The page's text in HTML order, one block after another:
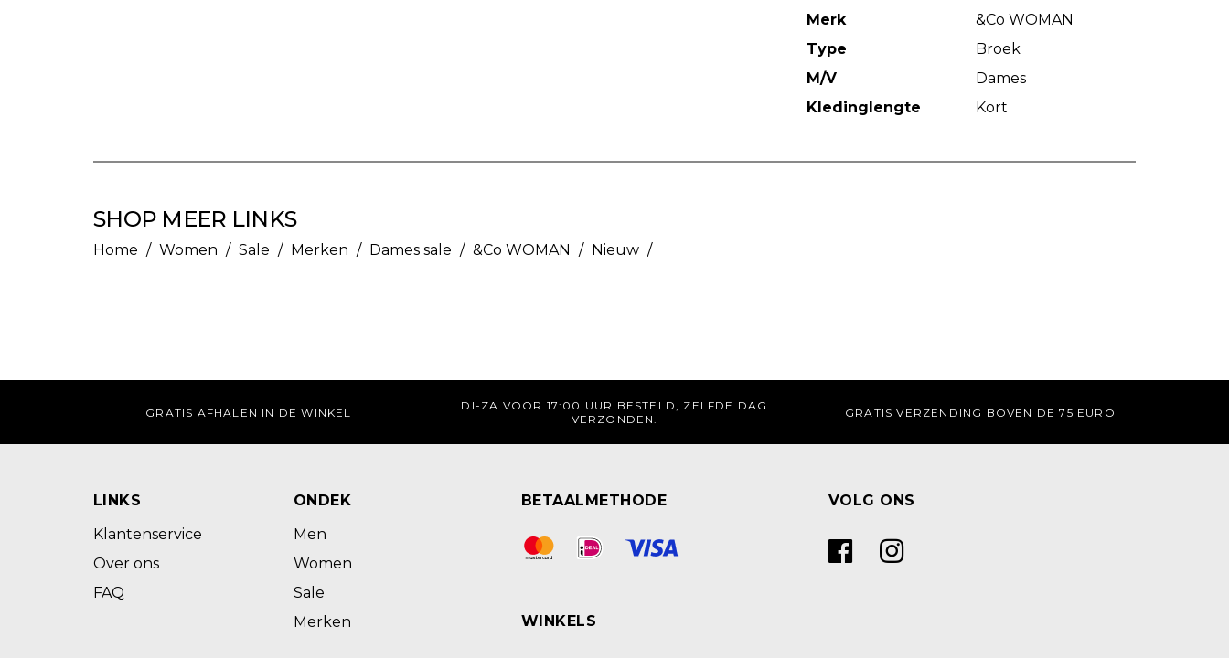
Merk
&Co WOMAN
Type
Broek
M/V
Dames
Kledinglengte
Kort
SHOP MEER LINKS
Home / Women / Sale / Merken / Dames sale / &Co WOMAN / Nieuw /
GRATIS AFHALEN IN DE WINKEL
DI-ZA VOOR 17:00 UUR BESTELD, ZELFDE DAG
VERZONDEN.
GRATIS VERZENDING BOVEN DE 75 EURO
LINKS
Klantenservice
Over ons
FAQ
ONDEK
Men
Women
Sale
Merken
BETAALMETHODE VOLG ONS
WINKELS